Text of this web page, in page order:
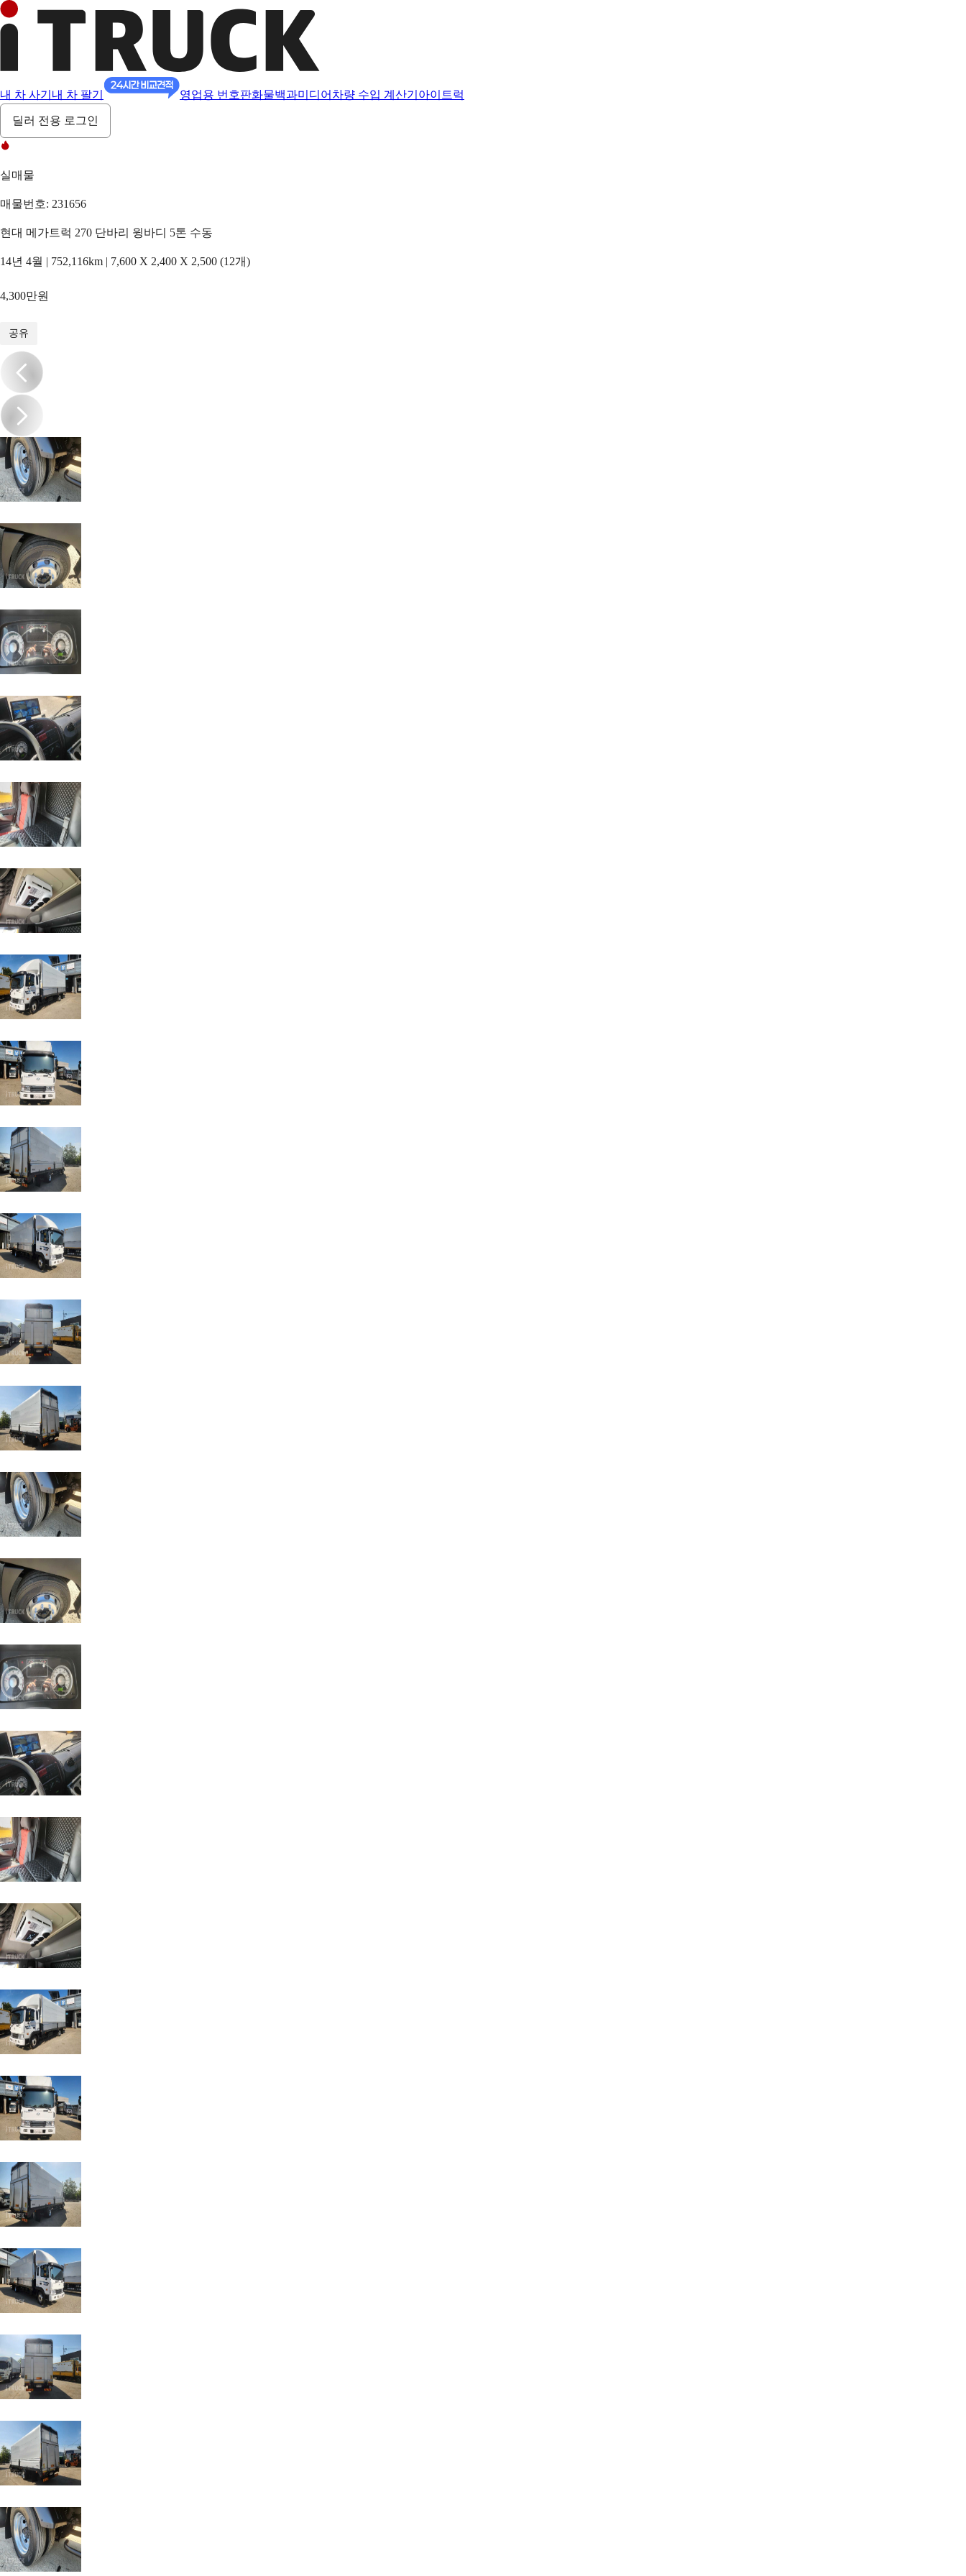
내 차 사기 내 차 팔기 영업용 번호판화물백과미디어 차량 수입 계산기 아이트럭
딜러 전용 로그인
실매물
매물번호: 231656
현대 메가트럭 270 단바리 윙바디 5톤 수동
14년 4월 | 752,116km | 7,600 X 2,400 X 2,500 (12개)
4,300만원
공유
/12